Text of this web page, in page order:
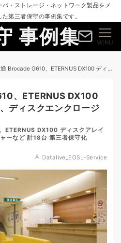
・ストレージ・ネットワーク製品をメ
第三者保守の事例集です。
事例集 MENU
G610、ETERNUS DX100 ディスクアレイ装置、ディスクエンクロージャーなど 計18台
、ETERNUS DX100
ディスクエンクロージ
DX100 ディスクアレイ
ーなど 計18台 第三者保守化
Datalive_EOSL-Service